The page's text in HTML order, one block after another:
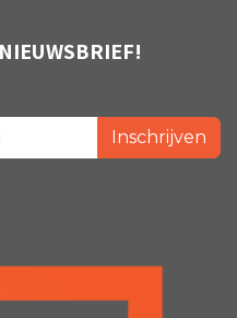
Inschrijven